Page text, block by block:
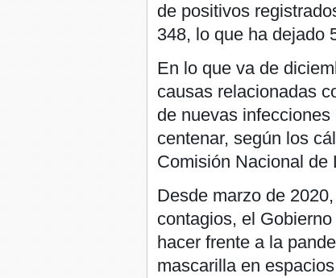
de positivos
348, lo que ha dejado
En lo que va de
causas relacionadas
de nuevas
centenar, según los
Comisión Nacional de
Desde marzo de
contagios, el
hacer frente a la
mascarilla en